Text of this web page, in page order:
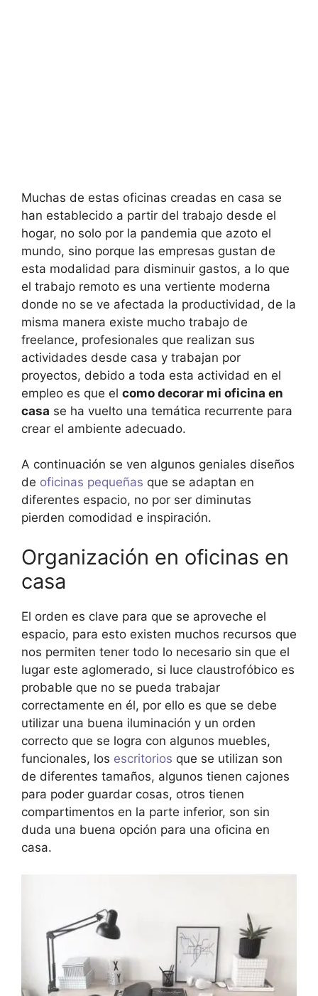
Muchas de estas oficinas creadas en casa se
han establecido a partir del trabajo desde el
hogar, no solo por la pandemia que azoto el
mundo, sino porque las empresas gustan de
esta modalidad para disminuir gastos, a lo que
el trabajo remoto es una vertiente moderna
donde no se ve afectada la productividad, de la
misma manera existe mucho trabajo de
freelance, profesionales que realizan sus
actividades desde casa y trabajan por
proyectos, debido a toda esta actividad en el
empleo es que el como decorar mi oficina en
casa se ha vuelto una temática recurrente para
crear el ambiente adecuado.
A continuación se ven algunos geniales diseños
de oficinas pequeñas que se adaptan en
diferentes espacio, no por ser diminutas
pierden comodidad e inspiración.
Organización en oficinas en
casa
El orden es clave para que se aproveche el
espacio, para esto existen muchos recursos que
nos permiten tener todo lo necesario sin que el
lugar este aglomerado, si luce claustrofóbico es
probable que no se pueda trabajar
correctamente en él, por ello es que se debe
utilizar una buena iluminación y un orden
correcto que se logra con algunos muebles,
funcionales, los escritorios que se utilizan son
de diferentes tamaños, algunos tienen cajones
para poder guardar cosas, otros tienen
compartimentos en la parte inferior, son sin
duda una buena opción para una oficina en
casa.